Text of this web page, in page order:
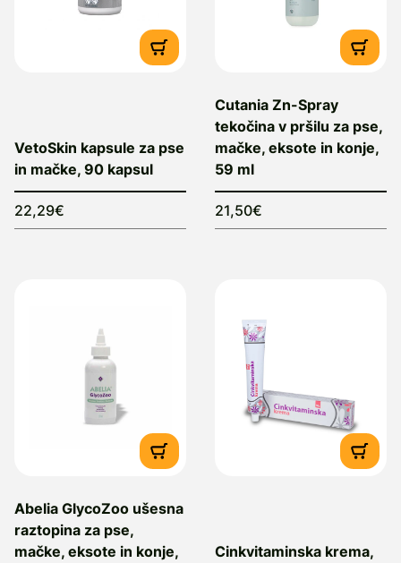
VetoSkin kapsule za pse
in mačke, 90 kapsul
22,29€
Cutania Zn-Spray
tekočina v pršilu za pse,
mačke, eksote in konje,
59 ml
21,50€
Abelia GlycoZoo ušesna
raztopina za pse,
mačke, eksote in konje,
Cinkvitaminska krema,